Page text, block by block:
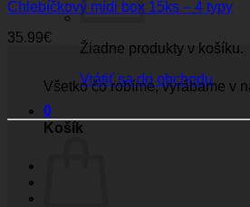
Žiadne produkty v košíku.
Vrátiť sa do obchodu
0
Košík
Chlebíčkový midi box 15ks – 4 typy
35.99€
Všetko čo robíme, vyrábame v